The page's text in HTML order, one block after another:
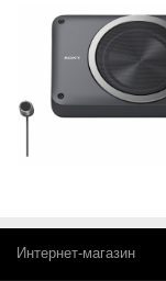
Интернет-магазин